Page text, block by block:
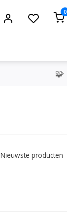
0
Nieuwste producten